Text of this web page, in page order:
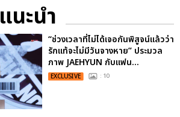
แนะนำ
“ช่วงเวลาที่ไม่ได้เจอกันพิสูจน์แล้วว่า
รักแท้จะไม่มีวันจางหาย” ประมวล
ภาพ JAEHYUN กับแฟน...
EXCLUSIVE : 10